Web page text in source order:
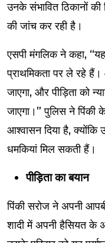
उनके संभावित ठिकानों की
की जांच कर रही है।
एसपी मंगलिक ने कहा,
प्राथमिकता पर ले रहे हैं।
जाएगा, और पीड़िता को
जाएगा।” पुलिस ने पिंकी
आश्वासन दिया है, क्योंकि
धमकियां मिल सकती हैं।
पीड़िता का बयान
पिंकी सरोज ने अपनी
शादी में अपनी हैसियत के